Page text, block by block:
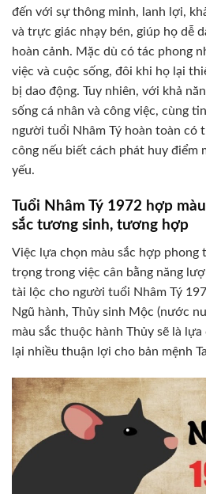
đến với sự thông minh, lanh lợi,
và trực giác nhạy bén, giúp họ dễ
hoàn cảnh. Mặc dù có tác phong
việc và cuộc sống, đôi khi họ lại
bị dao động. Tuy nhiên, với khả
sống cá nhân và công việc, cùng
người tuổi Nhâm Tý hoàn toàn có
công nếu biết cách phát huy điểm
yếu.
Tuổi Nhâm Tý 1972 hợp
sắc tương sinh, tương hợp
Việc lựa chọn màu sắc hợp phong
trọng trong việc cân bằng năng
tài lộc cho người tuổi Nhâm Tý
Ngũ hành, Thủy sinh Mộc (nước
màu sắc thuộc hành Thủy sẽ là
lại nhiều thuận lợi cho bản mệnh